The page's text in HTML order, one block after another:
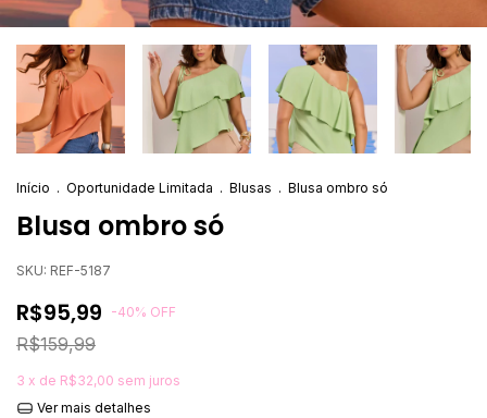
Início . Oportunidade Limitada . Blusas . Blusa ombro só
Blusa ombro só
SKU: REF-5187
R$95,99 -40% OFF
R$159,99
3 x de R$32,00 sem juros
Ver mais detalhes